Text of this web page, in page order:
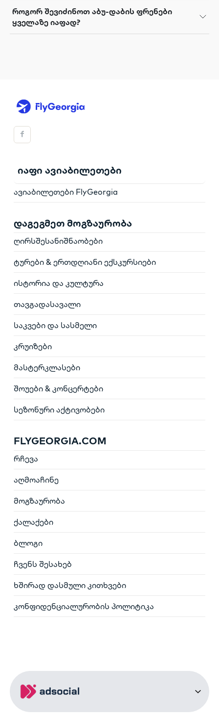
როგორ შევიძინოთ აბუ-დაბის ფრენები
ყველაზე იაფად?
იაფი ავიაბილეთები
ავიაბილეთები FlyGeorgia
დაგეგმეთ მოგზაურობა
ღირსშესანიშნაობები
ტურები & ერთდღიანი ექსკურსიები
ისტორია და კულტურა
თავგადასავალი
საკვები და სასმელი
კრუიზები
მასტერკლასები
შოუები & კონცერტები
სეზონური აქტივობები
FLYGEORGIA.COM
რჩევა
აღმოაჩინე
მოგზაურობა
ქალაქები
ბლოგი
ჩვენს შესახებ
ხშირად დასმული კითხვები
კონფიდენციალურობის პოლიტიკა